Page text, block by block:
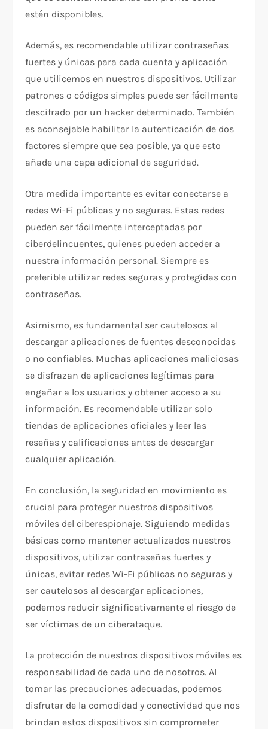
estén disponibles.
Además, es recomendable utilizar contraseñas
fuertes y únicas para cada cuenta y aplicación
que utilicemos en nuestros dispositivos. Utilizar
patrones o códigos simples puede ser fácilmente
descifrado por un hacker determinado. También
es aconsejable habilitar la autenticación de dos
factores siempre que sea posible, ya que esto
añade una capa adicional de seguridad.
Otra medida importante es evitar conectarse a
redes Wi-Fi públicas y no seguras. Estas redes
pueden ser fácilmente interceptadas por
ciberdelincuentes, quienes pueden acceder a
nuestra información personal. Siempre es
preferible utilizar redes seguras y protegidas con
contraseñas.
Asimismo, es fundamental ser cautelosos al
descargar aplicaciones de fuentes desconocidas
o no confiables. Muchas aplicaciones maliciosas
se disfrazan de aplicaciones legítimas para
engañar a los usuarios y obtener acceso a su
información. Es recomendable utilizar solo
tiendas de aplicaciones oficiales y leer las
reseñas y calificaciones antes de descargar
cualquier aplicación.
En conclusión, la seguridad en movimiento es
crucial para proteger nuestros dispositivos
móviles del ciberespionaje. Siguiendo medidas
básicas como mantener actualizados nuestros
dispositivos, utilizar contraseñas fuertes y
únicas, evitar redes Wi-Fi públicas no seguras y
ser cautelosos al descargar aplicaciones,
podemos reducir significativamente el riesgo de
ser víctimas de un ciberataque.
La protección de nuestros dispositivos móviles es
responsabilidad de cada uno de nosotros. Al
tomar las precauciones adecuadas, podemos
disfrutar de la comodidad y conectividad que nos
brindan estos dispositivos sin comprometer